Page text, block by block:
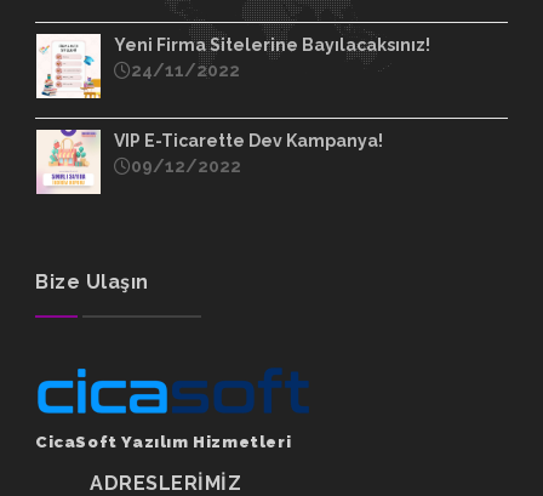
Yeni Firma Sitelerine Bayılacaksınız!
24/11/2022
VIP E-Ticarette Dev Kampanya!
09/12/2022
Bize Ulaşın
CicaSoft Yazılım Hizmetleri
ADRESLERİMİZ